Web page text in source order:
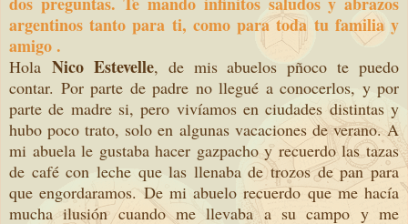
argentinos tanto para ti, como para toda tu familia y
amigo .
Hola Nico Estevelle, de mis abuelos pñoco te puedo
contar. Por parte de padre no llegué a conocerlos, y por
parte de madre si, pero vivíamos en ciudades distintas y
hubo poco trato, solo en algunas vacaciones de verano. A
mi abuela le gustaba hacer gazpacho y recuerdo las tazas
de café con leche que las llenaba de trozos de pan para
que engordaramos. De mi abuelo recuerdo que me hacía
mucha ilusión cuando me llevaba a su campo y me